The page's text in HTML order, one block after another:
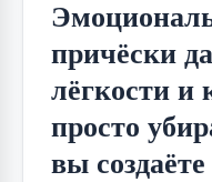
причёски
лёгкости и
просто
вы